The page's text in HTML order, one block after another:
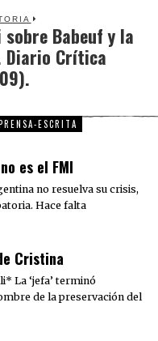
Babeuf y la
Diario Crítica
ESCRITA
es el FMI
no resuelva su crisis,
Hace falta
Cristina
La ‘jefa’ terminó
de la preservación del